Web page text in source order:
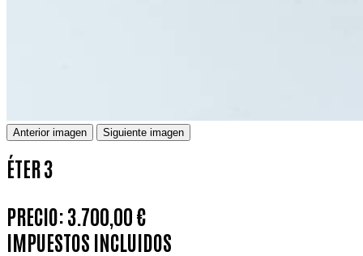
Anterior imagen Siguiente imagen
ÉTER 3
PRECIO:3.700,00 €
IMPUESTOS INCLUIDOS